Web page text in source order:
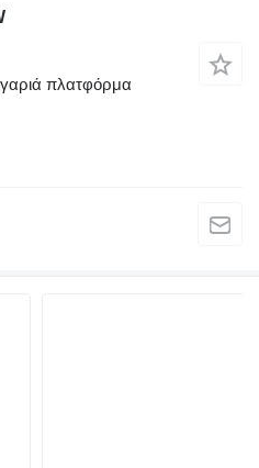
πλατφόρμα